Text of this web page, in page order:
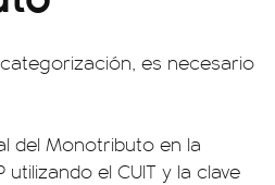
es necesario
del Monotributo en la
utilizando el CUIT y la clave